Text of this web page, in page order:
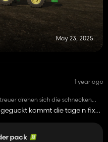
May 23, 2025
1 year ago
drehen sich die schnecken
geil also beim bergmann
kommt die tage n fix
pack